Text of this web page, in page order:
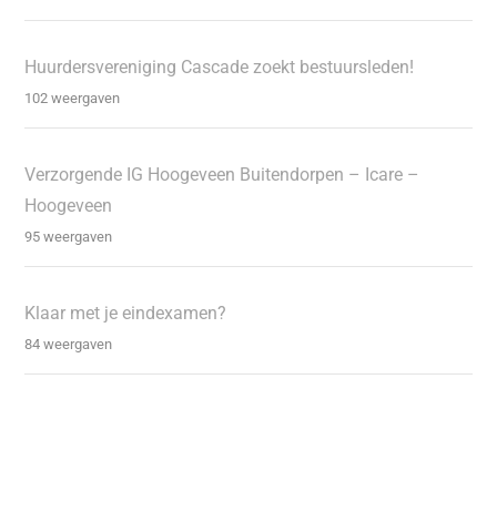
Huurdersvereniging Cascade zoekt bestuursleden!
102 weergaven
Verzorgende IG Hoogeveen Buitendorpen – Icare –
Hoogeveen
95 weergaven
Klaar met je eindexamen?
84 weergaven